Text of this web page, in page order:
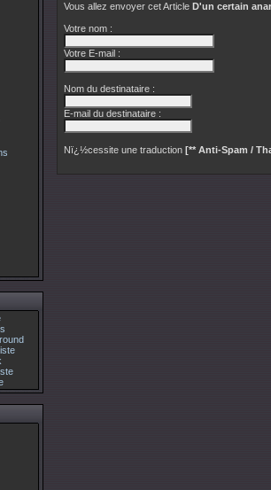
Vous allez envoyer cet Article D'un certain
Votre nom :
Votre E-mail :
Nom du destinataire :
E-mail du destinataire :
Nï¿½cessite une traduction [** Anti-Spam /